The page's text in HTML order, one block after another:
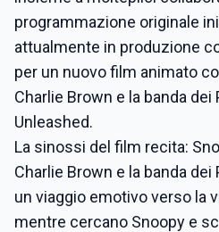
programmazione originale
attualmente in produzione
per un nuovo film animato
Charlie Brown e la banda dei
Unleashed.
La sinossi del film recita:
Charlie Brown e la banda
un viaggio emotivo verso la
mentre cercano Snoopy e